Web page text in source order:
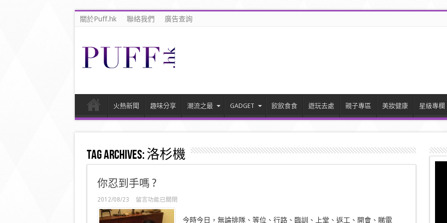
關於Puff.hk 聯絡我們 廣告查詢
火熱新聞 趣味分享 潮流之最 GADGET 飲飲食食 遊玩去處 親子專區 美妝健康 星級專欄
Tag Archives:洛杉機
你忍到手嗎 ?
2012/08/23
在
〈你
忍
留言功能已關閉
今時今日，無論排隊、等位、行路、臨訓、上堂、返工、開會、睇電